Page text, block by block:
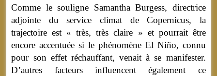
Comme le souligne Samantha Burgess, directrice
adjointe du service climat de Copernicus, la
trajectoire est « très, très claire » et pourrait être
encore accentuée si le phénomène El Niño, connu
pour son effet réchauffant, venait à se manifester.
D’autres facteurs influencent également ce